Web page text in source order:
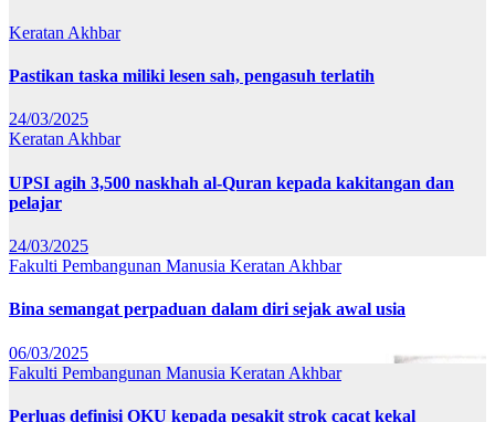
Keratan Akhbar
Pastikan taska miliki lesen sah, pengasuh terlatih
24/03/2025
Keratan Akhbar
UPSI agih 3,500 naskhah al-Quran kepada kakitangan dan
pelajar
24/03/2025
Fakulti Pembangunan Manusia Keratan Akhbar
Bina semangat perpaduan dalam diri sejak awal usia
06/03/2025
Fakulti Pembangunan Manusia Keratan Akhbar
Perluas definisi OKU kepada pesakit strok cacat kekal